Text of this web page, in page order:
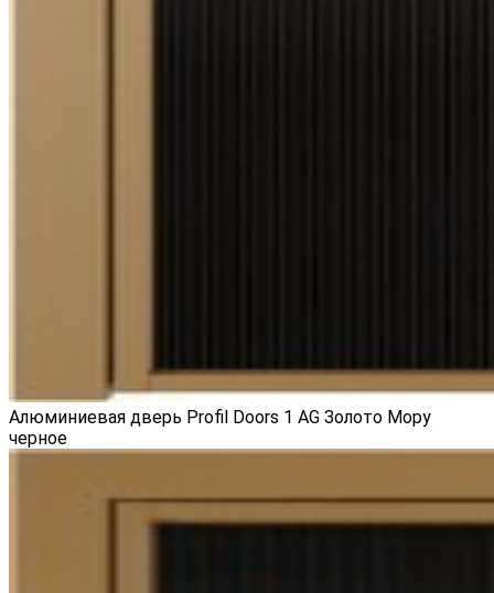
Алюминиевая дверь Profil Doors 1 AG Золото Мору
черное